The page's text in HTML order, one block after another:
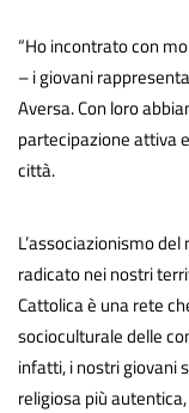
“Ho incontrato con
– i giovani
Aversa. Con loro
partecipazione attiva
città.
L’associazionismo
radicato nei nostri
Cattolica è una rete
socioculturale delle
infatti, i nostri giovani
religiosa più